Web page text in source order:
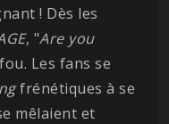
! Dès les
, "Are you
Les fans se
frénétiques à se
mêlaient et